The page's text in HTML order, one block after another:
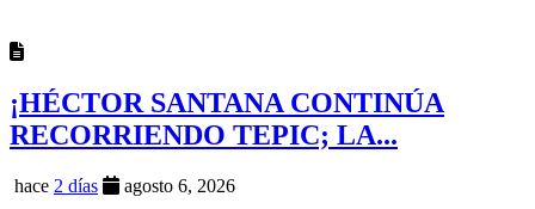
¡HÉCTOR SANTANA CONTINÚA
RECORRIENDO TEPIC; LA...
hace 2 días agosto 6, 2026